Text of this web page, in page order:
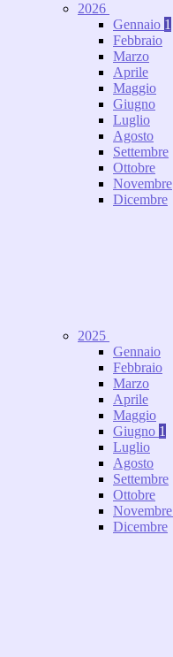
2026
Gennaio 1
Febbraio
Marzo
Aprile
Maggio
Giugno
Luglio
Agosto
Settembre
Ottobre
Novembre
Dicembre
2025
Gennaio
Febbraio
Marzo
Aprile
Maggio
Giugno 1
Luglio
Agosto
Settembre
Ottobre
Novembre
Dicembre